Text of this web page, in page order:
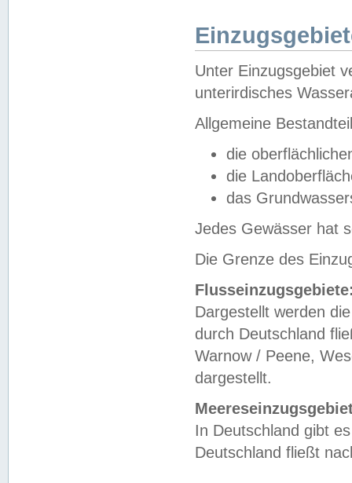
Unter Einzugsgebiet
unterirdisches
Allgemeine
die
die
das
Jedes Gewässer hat
Die Grenze des
Dargestellt werden
durch Deutschland
Warnow / Peene,
dargestellt.
In Deutschland gibt
Deutschland fließt